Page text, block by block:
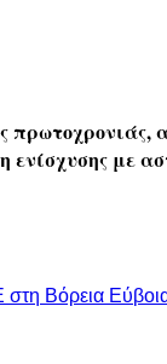
με
στη Βόρεια